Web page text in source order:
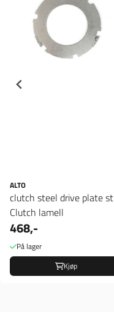
ALTO
clutch steel drive plate stk,
Clutch lamell
468,-
På lager
Kjøp